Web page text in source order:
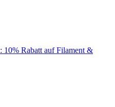
10% Rabatt auf Filament &